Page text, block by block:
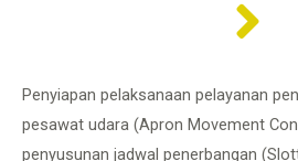
Penyiapan pelaksanaan pelayanan
pesawat udara (Apron Movement
penyusunan jadwal penerbangan